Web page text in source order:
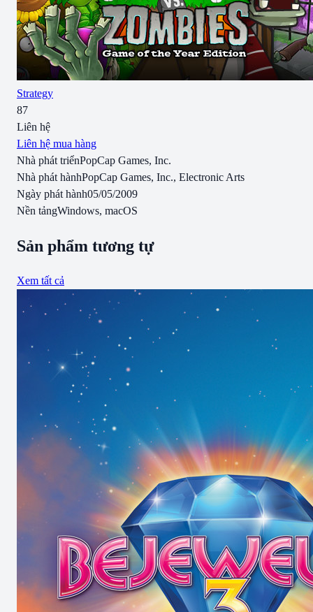
Strategy
87
Liên hệ
Liên hệ mua hàng
Nhà phát triểnPopCap Games, Inc.
Nhà phát hànhPopCap Games, Inc., Electronic Arts
Ngày phát hành05/05/2009
Nền tảngWindows, macOS
Sản phẩm tương tự
Xem tất cả